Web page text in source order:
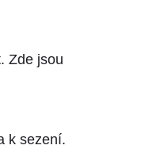
Zde jsou
k sezení.